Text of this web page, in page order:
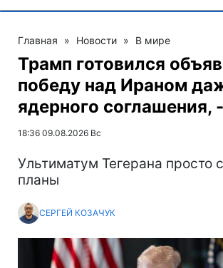
Главная » Новости » В мире
Трамп готовился
победу над Ираном
ядерного соглашения,
18:36 09.08.2026 Вс
Ультиматум Тегерана просто
планы
СЕРГЕЙ КОЗАЧУК